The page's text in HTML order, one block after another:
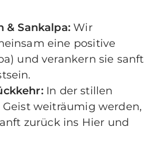
& Sankalpa: Wir
eine positive
und verankern sie sanft
In der stillen
Geist weiträumig werden,
zurück ins Hier und